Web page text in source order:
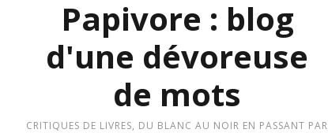
Papivore : blog
d'une dévoreuse
de mots
CRITIQUES DE LIVRES, DU BLANC AU NOIR EN PASSANT PAR